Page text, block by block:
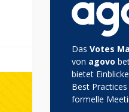
Das Votes
von agovo
bietet
Best
formelle